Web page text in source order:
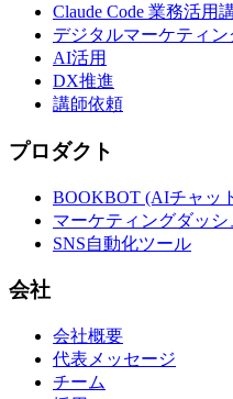
Claude Code 業務活用
デジタルマーケティン
AI活用
DX推進
講師依頼
プロダクト
BOOKBOT (AIチャッ
マーケティングダッシ
SNS自動化ツール
会社
会社概要
代表メッセージ
チーム